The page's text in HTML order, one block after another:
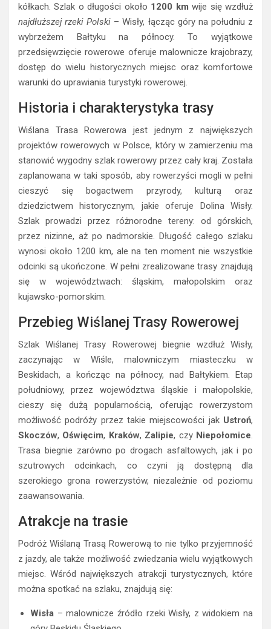
kółkach. Szlak o długości około 1200 km wije się wzdłuż
najdłuższej rzeki Polski – Wisły, łącząc góry na południu z
wybrzeżem Bałtyku na północy. To wyjątkowe
przedsięwzięcie rowerowe oferuje malownicze krajobrazy,
dostęp do wielu historycznych miejsc oraz komfortowe
warunki do uprawiania turystyki rowerowej.
Historia i charakterystyka trasy
Wiślana Trasa Rowerowa jest jednym z największych
projektów rowerowych w Polsce, który w zamierzeniu ma
stanowić wygodny szlak rowerowy przez cały kraj. Została
zaplanowana w taki sposób, aby rowerzyści mogli w pełni
cieszyć się bogactwem przyrody, kulturą oraz
dziedzictwem historycznym, jakie oferuje Dolina Wisły.
Szlak prowadzi przez różnorodne tereny: od górskich,
przez nizinne, aż po nadmorskie. Długość całego szlaku
wynosi około 1200 km, ale na ten moment nie wszystkie
odcinki są ukończone. W pełni zrealizowane trasy znajdują
się w województwach: śląskim, małopolskim oraz
kujawsko-pomorskim.
Przebieg Wiślanej Trasy Rowerowej
Szlak Wiślanej Trasy Rowerowej biegnie wzdłuż Wisły,
zaczynając w Wiśle, malowniczym miasteczku w
Beskidach, a kończąc na północy, nad Bałtykiem. Etap
południowy, przez województwa śląskie i małopolskie,
cieszy się dużą popularnością, oferując rowerzystom
możliwość podróży przez takie miejscowości jak Ustroń,
Skoczów, Oświęcim, Kraków, Zalipie, czy Niepołomice.
Trasa biegnie zarówno po drogach asfaltowych, jak i po
szutrowych odcinkach, co czyni ją dostępną dla
szerokiego grona rowerzystów, niezależnie od poziomu
zaawansowania.
Atrakcje na trasie
Podróż Wiślaną Trasą Rowerową to nie tylko przyjemność
z jazdy, ale także możliwość zwiedzania wielu wyjątkowych
miejsc. Wśród największych atrakcji turystycznych, które
można spotkać na szlaku, znajdują się:
Wisła – malownicze źródło rzeki Wisły, z widokiem na